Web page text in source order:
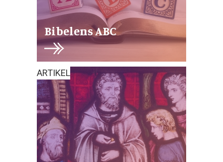
Bibelens ABC
ARTIKEL